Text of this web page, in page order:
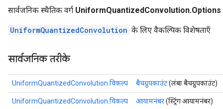
सार्वजनिक स्थैतिक वर्ग UniformQuantizedConvolution.Options
UniformQuantizedConvolution के लिए वैकल्पिक विशेषताएँ
सार्वजनिक तरीके
UniformQuantizedConvolution.विकल्प बैचग्रुपकाउंट(लंबा बैचग्रुपकाउंट)
UniformQuantizedConvolution.विकल्प आयामनंबर(स्ट्रिंग आयामनंबर)